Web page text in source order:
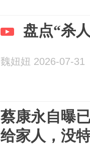
盘点“杀
魏妞妞 2026-07-31
蔡康永自曝
给家人，没